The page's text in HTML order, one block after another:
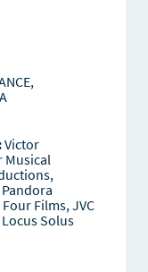
Victor
Musical
Films, JVC
Solus